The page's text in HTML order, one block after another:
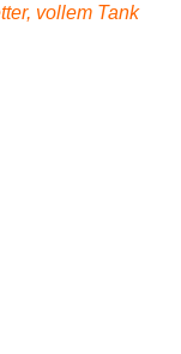
vollem Tank